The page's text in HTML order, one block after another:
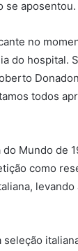
se aposentou.
no
do hospital.
todos
Mundo de
como